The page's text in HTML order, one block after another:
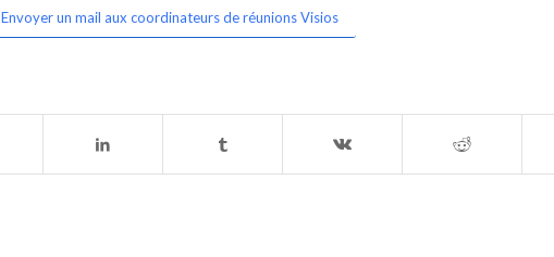
Envoyer un mail aux coordinateurs de réunions Visios